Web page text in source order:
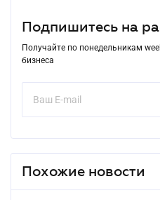
Подпишитесь на
Получайте по понедельникам
бизнеса
Похожие новости